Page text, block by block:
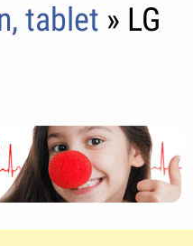
tablet » LG